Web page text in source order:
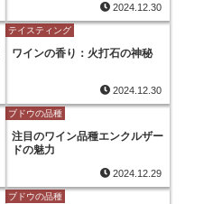
2024.12.30
テイスティング
ワインの香り：火打石の神秘
2024.12.30
ブドウの品種
注目のワイン品種エンクルザー
ドの魅力
2024.12.29
ブドウの品種